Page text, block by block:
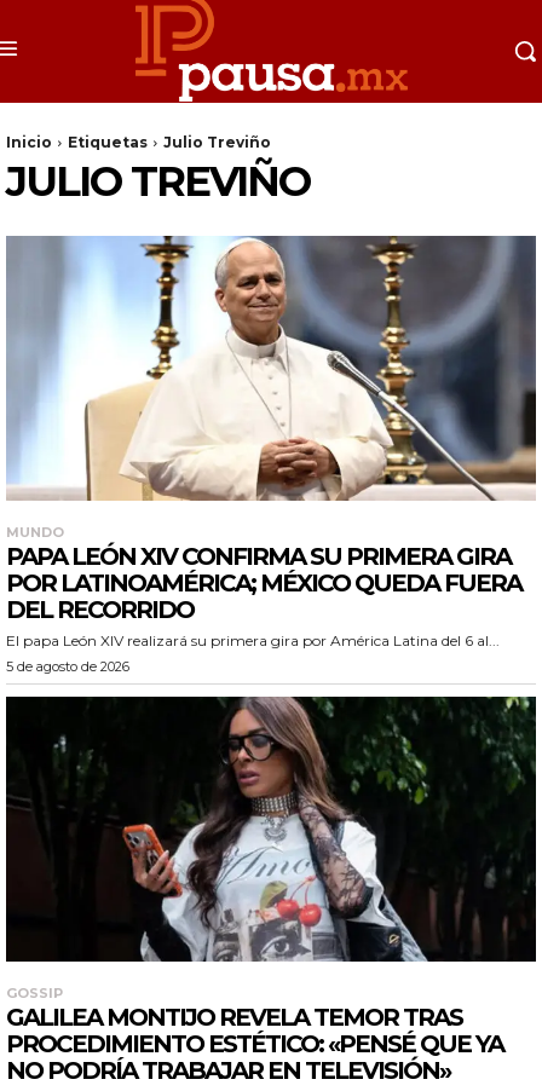
Inicio Etiquetas Julio Treviño
JULIO TREVIÑO
MUNDO
PAPA LEÓN XIV CONFIRMA SU PRIMERA GIRA
POR LATINOAMÉRICA; MÉXICO QUEDA FUERA
DEL RECORRIDO
El papa León XIV realizará su primera gira por América Latina del 6 al...
5 de agosto de 2026
GOSSIP
GALILEA MONTIJO REVELA TEMOR TRAS
PROCEDIMIENTO ESTÉTICO: «PENSÉ QUE YA
NO PODRÍA TRABAJAR EN TELEVISIÓN»